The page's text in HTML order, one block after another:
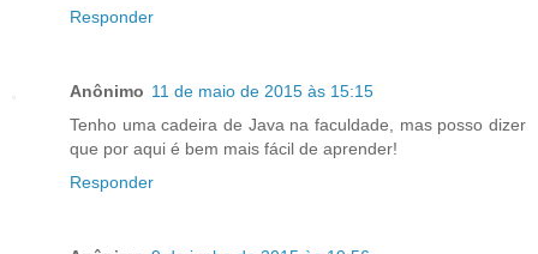
Responder
Anônimo 11 de maio de 2015 às 15:15
Tenho uma cadeira de Java na faculdade, mas posso dizer
que por aqui é bem mais fácil de aprender!
Responder